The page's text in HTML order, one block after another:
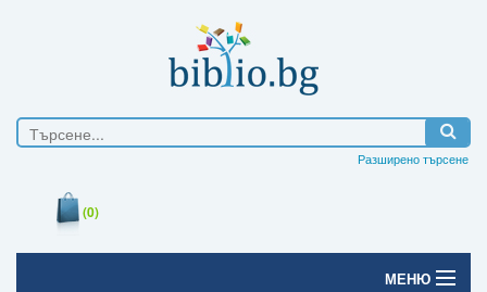
Разширено търсене
(0)
МЕНЮ